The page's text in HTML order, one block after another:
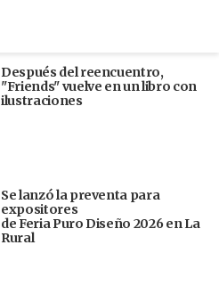
Después del reencuentro,
"Friends" vuelve en un libro con
ilustraciones
Se lanzó la preventa para
expositores
de Feria Puro Diseño 2026 en La
Rural